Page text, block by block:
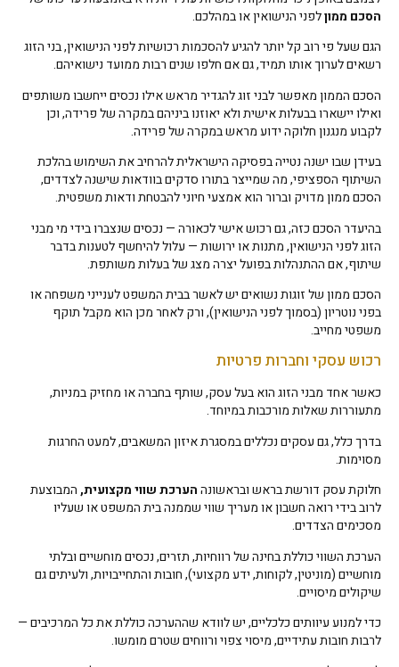
הסכם ממוןלפני הנישואין או במהלכם.
הגם שעל פי רוב קל יותר להגיע להסכמות רכושיות לפני הנישואין, בני הזוג
רשאים לערוך אותו תמיד, גם אם חלפו שנים רבות ממועד נישואיהם.
הסכם הממון מאפשר לבני זוג להגדיר מראש אילו נכסים ייחשבו משותפים
ואילו יישארו בבעלות אישית ולא יאוזנו ביניהם במקרה של פרידה, וכן
לקבוע מנגנון חלוקה ידוע מראש במקרה של פרידה.
בעידן שבו ישנה נטייה בפסיקה הישראלית להרחיב את השימוש בהלכת
השיתוף הספציפי, מה שמייצר בתורו סדקים בוודאות שישנה לצדדים,
הסכם ממון מדויק וברור הוא אמצעי חיוני להבטחת ודאות משפטית.
בהיעדר הסכם כזה, גם רכוש אישי לכאורה — נכסים שנצברו בידי מי מבני
הזוג לפני הנישואין, מתנות או ירושות — עלול להיחשף לטענות בדבר
שיתוף, אם ההתנהלות בפועל יצרה מצג של בעלות משותפת.
הסכם ממון של זוגות נשואים יש לאשר בבית המשפט לענייני משפחה או
בפני נוטריון (בסמוך לפני הנישואין), ורק לאחר מכן הוא מקבל תוקף
משפטי מחייב.
רכוש עסקי וחברות פרטיות
כאשר אחד מבני הזוג הוא בעל עסק, שותף בחברה או מחזיק במניות,
מתעוררות שאלות מורכבות במיוחד.
בדרך כלל, גם עסקים נכללים במסגרת איזון המשאבים, למעט החרגות
מסוימות.
חלוקת עסק דורשת בראש ובראשונההערכת שווי מקצועית,המבוצעת
לרוב בידי רואה חשבון או מעריך שווי שממנה בית המשפט או שעליו
מסכימים הצדדים.
הערכת השווי כוללת בחינה של רווחיות, תזרים, נכסים מוחשיים ובלתי
מוחשיים (מוניטין, לקוחות, ידע מקצועי), חובות והתחייבויות, ולעיתים גם
שיקולים מיסויים.
כדי למנוע עיוותים כלכליים, יש לוודא שההערכה כוללת את כל המרכיבים —
לרבות חובות עתידיים, מיסוי צפוי ורווחים שטרם מומשו.